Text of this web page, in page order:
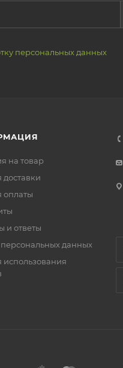
персональных данных
на товар
доставки
оплаты
и ответы
данных
использования